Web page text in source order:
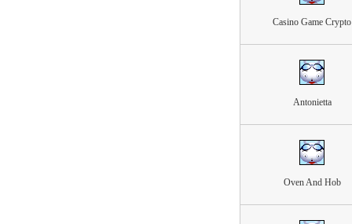
Casino Game Crypto
Antonietta
Oven And Hob